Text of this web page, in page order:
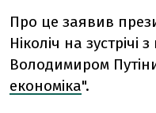
Про це заявив
Ніколіч на зустрічі
Володимиром
економіка".